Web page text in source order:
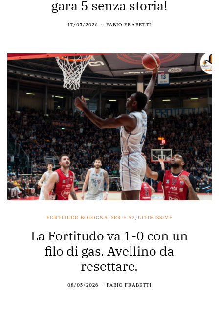
gara 5 senza storia!
17/05/2026 FABIO FRABETTI
FORTITUDO BOLOGNA, SERIE A2, ULTIMISSIME
La Fortitudo va 1-0 con un
filo di gas. Avellino da
resettare.
08/05/2026 FABIO FRABETTI